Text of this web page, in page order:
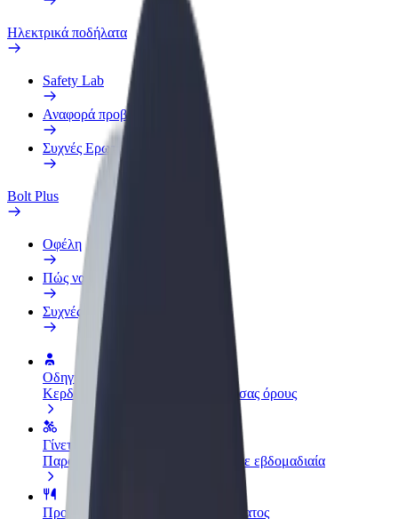
Ηλεκτρικά ποδήλατα
Safety Lab
Αναφορά προβλήματος
Συχνές Ερωτήσεις
Bolt Plus
Οφέλη
Πώς να συμμετάσχετε
Συχνές Ερωτήσεις
Οδηγήστε
Κερδίστε χρήματα με τους δικούς σας όρους
Γίνετε courier
Παραδώστε φαγητό και πληρώνεστε εβδομαδιαία
Προσθήκη εστιατορίου ή καταστήματος